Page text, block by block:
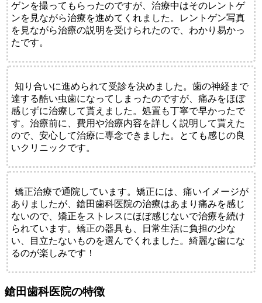
ゲンを撮ってもらったのですが、治療中はそのレントゲ
ンを見ながら治療を進めてくれました。レントゲン写真
を見ながら治療の説明を受けられたので、わかり易かっ
たです。
知り合いに進められて受診を決めました。歯の神経まで
達する酷い虫歯になってしまったのですが、痛みをほぼ
感じずに治療して貰えました。処置も丁寧で早かったで
す。治療前に、費用や治療内容を詳しく説明して貰えた
ので、安心して治療に専念できました。とても感じの良
いクリニックです。
矯正治療で通院しています。矯正には、痛いイメージが
ありましたが、鎗田歯科医院の治療はあまり痛みを感じ
ないので、矯正をストレスにほぼ感じないで治療を続け
られています。矯正の器具も、日常生活に負担の少な
い、目立たないものを選んでくれました。綺麗な歯にな
るのが楽しみです！
鎗田歯科医院の特徴